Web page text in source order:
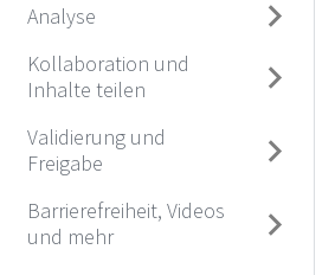
Analyse
Kollaboration und
Inhalte teilen
Validierung und
Freigabe
Barrierefreiheit, Videos
und mehr